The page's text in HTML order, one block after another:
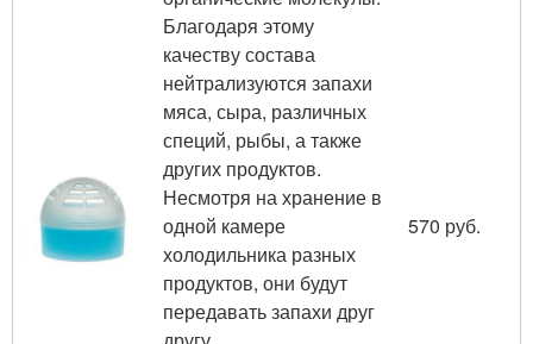
Благодаря этому
качеству состава
нейтрализуются запахи
мяса, сыра, различных
специй, рыбы, а также
других продуктов.
Несмотря на хранение в
одной камере
холодильника разных
продуктов, они будут
передавать запахи друг
570 руб.